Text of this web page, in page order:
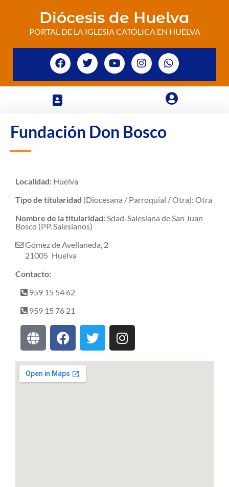
Diócesis de Huelva
PORTAL DE LA IGLESIA CATÓLICA EN HUELVA
Fundación Don Bosco
Localidad: Huelva
Tipo de titularidad (Diocesana / Parroquial / Otra): Otra
Nombre de la titularidad:Sdad. Salesiana de San Juan
Bosco (PP. Salesianos)
Gómez de Avellaneda, 2
21005 Huelva
Contacto:
959 15 54 62
959 15 76 21